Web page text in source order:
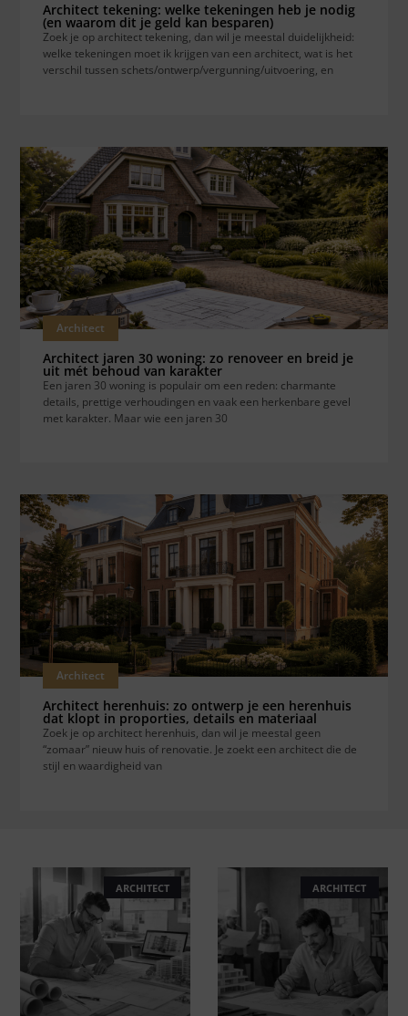
Architect tekening: welke tekeningen heb je nodig
(en waarom dit je geld kan besparen)
Zoek je op architect tekening, dan wil je meestal duidelijkheid:
welke tekeningen moet ik krijgen van een architect, wat is het
verschil tussen schets/ontwerp/vergunning/uitvoering, en
Architect
Architect jaren 30 woning: zo renoveer en breid je
uit mét behoud van karakter
Een jaren 30 woning is populair om een reden: charmante
details, prettige verhoudingen en vaak een herkenbare gevel
met karakter. Maar wie een jaren 30
Architect
Architect herenhuis: zo ontwerp je een herenhuis
dat klopt in proporties, details en materiaal
Zoek je op architect herenhuis, dan wil je meestal geen
“zomaar” nieuw huis of renovatie. Je zoekt een architect die de
stijl en waardigheid van
ARCHITECT ARCHITECT